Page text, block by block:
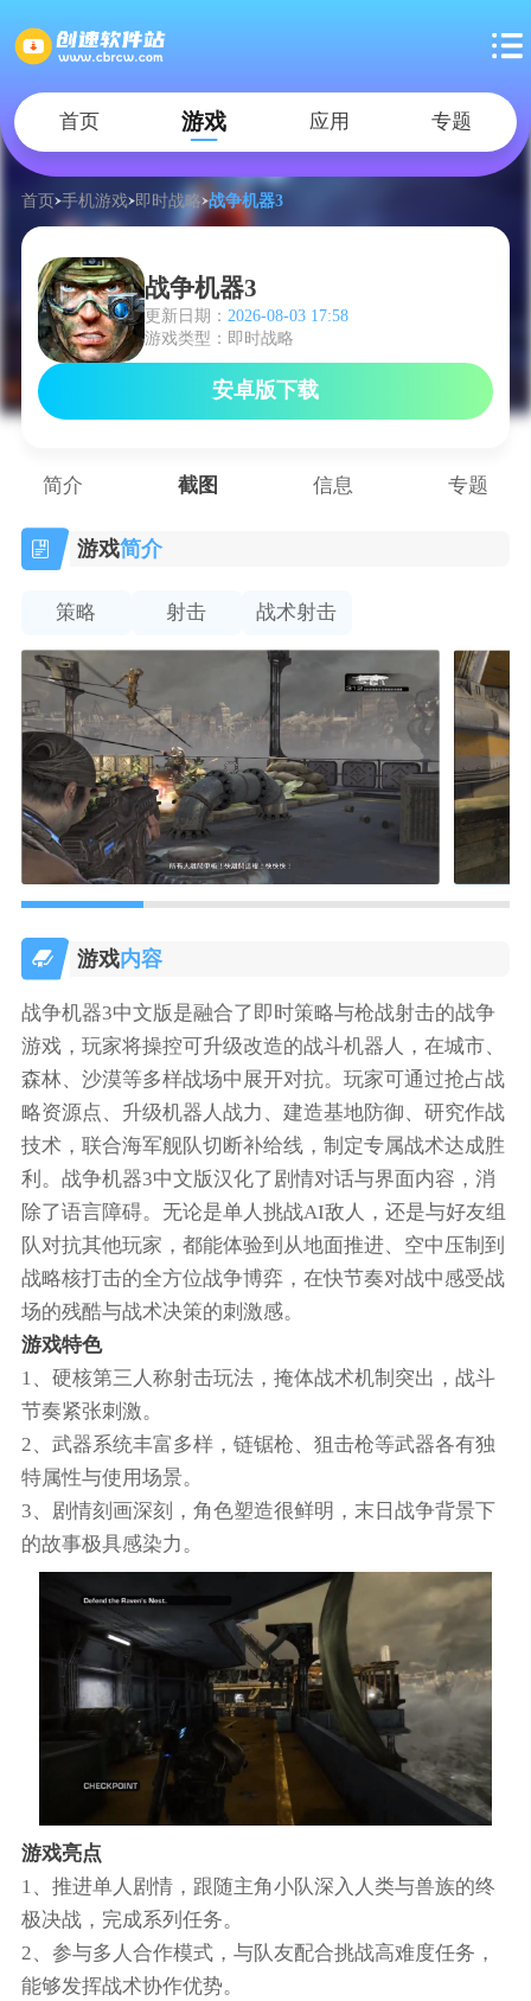
首页 游戏 应用 专题
首页 手机游戏 即时战略 战争机器3
战争机器3
更新日期： 2026-08-03 17:58
游戏类型：即时战略
安卓版下载
简介 截图 信息 专题
游戏简介
策略 射击 战术射击
游戏内容
战争机器3中文版是融合了即时策略与枪战射击的战争
游戏，玩家将操控可升级改造的战斗机器人，在城市、
森林、沙漠等多样战场中展开对抗。玩家可通过抢占战
略资源点、升级机器人战力、建造基地防御、研究作战
技术，联合海军舰队切断补给线，制定专属战术达成胜
利。战争机器3中文版汉化了剧情对话与界面内容，消
除了语言障碍。无论是单人挑战AI敌人，还是与好友组
队对抗其他玩家，都能体验到从地面推进、空中压制到
战略核打击的全方位战争博弈，在快节奏对战中感受战
场的残酷与战术决策的刺激感。
游戏特色
1、硬核第三人称射击玩法，掩体战术机制突出，战斗
节奏紧张刺激。
2、武器系统丰富多样，链锯枪、狙击枪等武器各有独
特属性与使用场景。
3、剧情刻画深刻，角色塑造很鲜明，末日战争背景下
的故事极具感染力。
游戏亮点
1、推进单人剧情，跟随主角小队深入人类与兽族的终
极决战，完成系列任务。
2、参与多人合作模式，与队友配合挑战高难度任务，
能够发挥战术协作优势。